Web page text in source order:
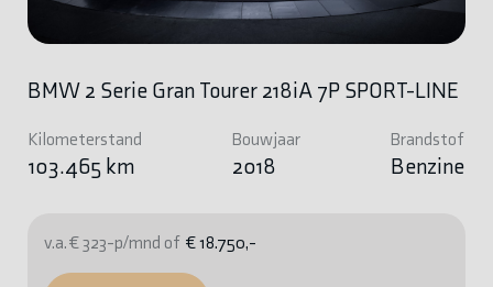
BMW 2 Serie Gran Tourer 218iA 7P SPORT-LINE
Kilometerstand
103.465 km
Bouwjaar
2018
Brandstof
Benzine
v.a. € 323-p/mnd of € 18.750,-